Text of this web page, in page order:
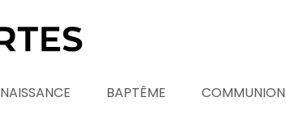
NAISSANCE BAPTÊME COMMUNION